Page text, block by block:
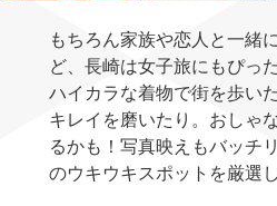
もちろん家族や恋人と一緒
ど、長崎は女子旅にもぴっ
ハイカラな着物で街を歩い
キレイを磨いたり。おしゃ
るかも！写真映えもバッチ
のウキウキスポットを厳選